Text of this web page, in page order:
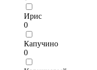
Ирис
0
Капучино
0